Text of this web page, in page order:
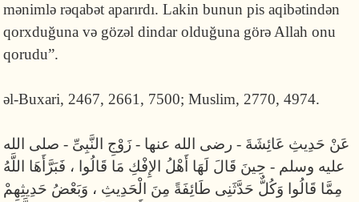
mənimlə rəqabət aparırdı. Lakin bu­nun pis aqibə­tindən
qorxduğuna və gözəl dindar olduğuna görə Allah onu
qorudu”.
əl-Buxari, 2467, 2661, 7500; Muslim, 2770, 4974.
عَنْ حَدِيثِ عَائِشَةَ - رضى الله عنها - زَوْجِ النَّبِىِّ - صلى الله
عليه وسلم - حِينَ قَالَ لَهَا أَهْلُ الإِفْكِ مَا قَالُوا ، فَبَرَّأَهَا اللَّهُ
مِمَّا قَالُوا وَكُلٌّ حَدَّثَنِى طَائِفَةً مِنَ الْحَدِيثِ ، وَبَعْضُ حَدِيثِهِمْ